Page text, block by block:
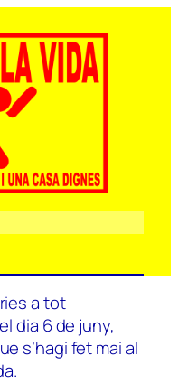
a tot
dia 6 de juny,
s’hagi fet mai al